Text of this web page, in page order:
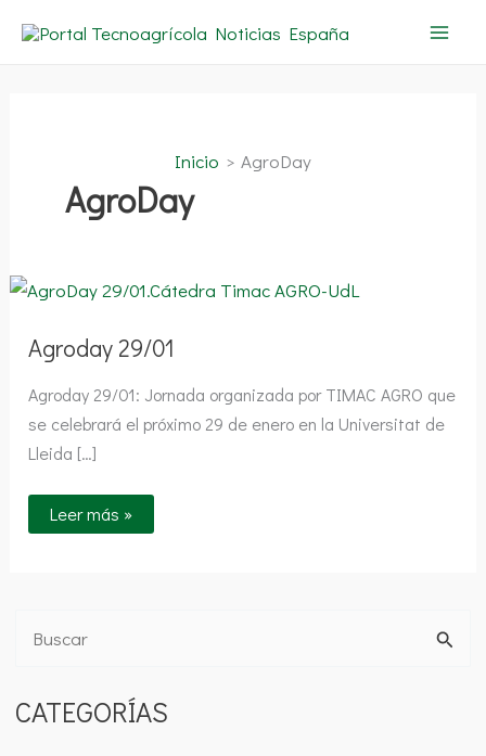
Inicio AgroDay
AgroDay
Agroday 29/01
Agroday 29/01: Jornada organizada por TIMAC AGRO que
se celebrará el próximo 29 de enero en la Universitat de
Lleida […]
Agroday
29/01
Leer más »
s
CATEGORÍAS